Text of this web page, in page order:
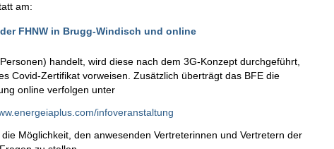
am:
FHNW in Brugg-Windisch und online
handelt, wird diese nach dem 3G-Konzept durchgeführt,
Covid-Zertifikat vorweisen. Zusätzlich überträgt das BFE die
online verfolgen unter
infoveranstaltung
Möglichkeit, den anwesenden Vertreterinnen und Vertretern der